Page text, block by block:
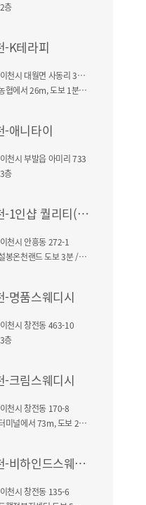
층
-K테라피
경기 이천시 대월면 사동리 347-67
대월농협에서 26m, 도보 1분거리, 대월모텔 건물 2층
-애니타이
천시 부발읍 아미리 733
층
이천-1인샵 퀄리티(안흥동)
천시 안흥동 272-1
이천설봉온천랜드 도보 3분 / 건물 2층
-명품스웨디시
천시 창전동 463-10
층
-크림스웨디시
천시 창전동 170-8
이천터미널에서 73m, 도보 2분 거리, 건물 2층
이천-비하인드스웨디시
천시 창전동 135-6